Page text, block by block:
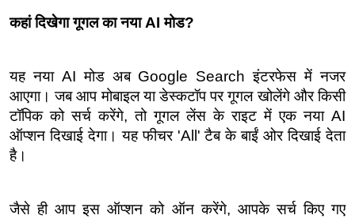
कहां दिखेगा गूगल का नया AI मोड?
यह नया AI मोड अब Google Search इंटरफेस में नजर
आएगा। जब आप मोबाइल या डेस्कटॉप पर गूगल खोलेंगे और किसी
टॉपिक को सर्च करेंगे, तो गूगल लेंस के राइट में एक नया AI
ऑप्शन दिखाई देगा। यह फीचर 'All' टैब के बाईं ओर दिखाई देता
है।
जैसे ही आप इस ऑप्शन को ऑन करेंगे, आपके सर्च किए गए